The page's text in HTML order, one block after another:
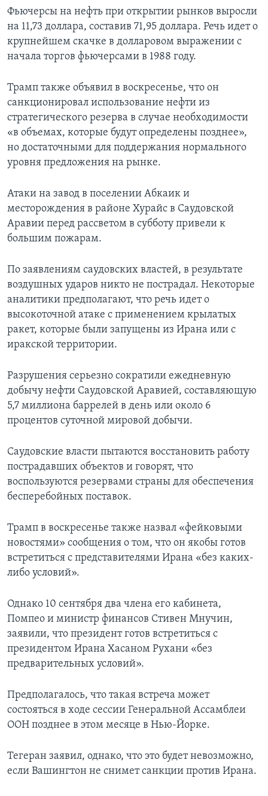
Фьючерсы на нефть при открытии рынков выросли
на 11,73 доллара, составив 71,95 доллара. Речь идет о
крупнейшем скачке в долларовом выражении с
начала торгов фьючерсами в 1988 году.
Трамп также объявил в воскресенье, что он
санкционировал использование нефти из
стратегического резерва в случае необходимости
«в объемах, которые будут определены позднее»,
но достаточными для поддержания нормального
уровня предложения на рынке.
Атаки на завод в поселении Абкаик и
месторождения в районе Хурайс в Саудовской
Аравии перед рассветом в субботу привели к
большим пожарам.
По заявлениям саудовских властей, в результате
воздушных ударов никто не пострадал. Некоторые
аналитики предполагают, что речь идет о
высокоточной атаке с применением крылатых
ракет, которые были запущены из Ирана или с
иракской территории.
Разрушения серьезно сократили ежедневную
добычу нефти Саудовской Аравией, составляющую
5,7 миллиона баррелей в день или около 6
процентов суточной мировой добычи.
Саудовские власти пытаются восстановить работу
пострадавших объектов и говорят, что
воспользуются резервами страны для обеспечения
бесперебойных поставок.
Трамп в воскресенье также назвал «фейковыми
новостями» сообщения о том, что он якобы готов
встретиться с представителями Ирана «без каких-
либо условий».
Однако 10 сентября два члена его кабинета,
Помпео и министр финансов Стивен Мнучин,
заявили, что президент готов встретиться с
президентом Ирана Хасаном Рухани «без
предварительных условий».
Предполагалось, что такая встреча может
состояться в ходе сессии Генеральной Ассамблеи
ООН позднее в этом месяце в Нью-Йорке.
Тегеран заявил, однако, что это будет невозможно,
если Вашингтон не снимет санкции против Ирана.